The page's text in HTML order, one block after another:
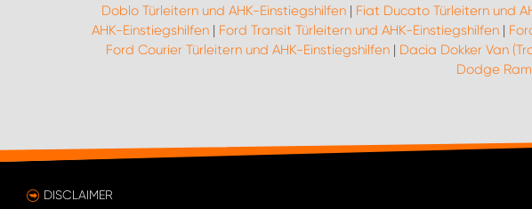
Doblo Türleitern und AHK-Einstiegshilfen | Fiat Ducato Türleitern und
AHK-Einstiegshilfen | Ford Transit Türleitern und AHK-Einstiegshilfen |
Ford Courier Türleitern und AHK-Einstiegshilfen | Dacia Dokker Van
Dodge
DISCLAIMER